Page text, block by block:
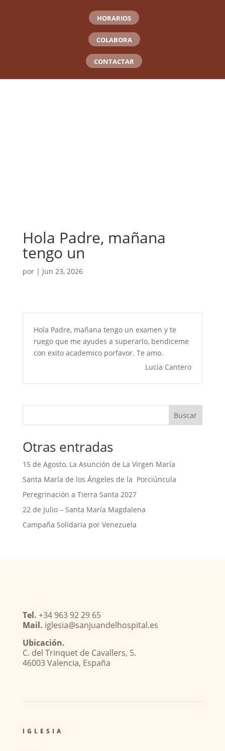
HORARIOS
COLABORA
CONTACTAR
Hola Padre, mañana
tengo un
por | Jun 23, 2026
Hola Padre, mañana tengo un examen y te
ruego que me ayudes a superarlo, bendiceme
con exito academico porfavor. Te amo.
Lucia Cantero
Buscar
Otras entradas
15 de Agosto, La Asunción de La Virgen María
Santa María de los Ángeles de la Porciúncula
Peregrinación a Tierra Santa 2027
22 de Julio – Santa María Magdalena
Campaña Solidaria por Venezuela
Tel. +34 963 92 29 65
Mail. iglesia@sanjuandelhospital.es
Ubicación.
C. del Trinquet de Cavallers, 5.
46003 Valencia, España
IGLESIA